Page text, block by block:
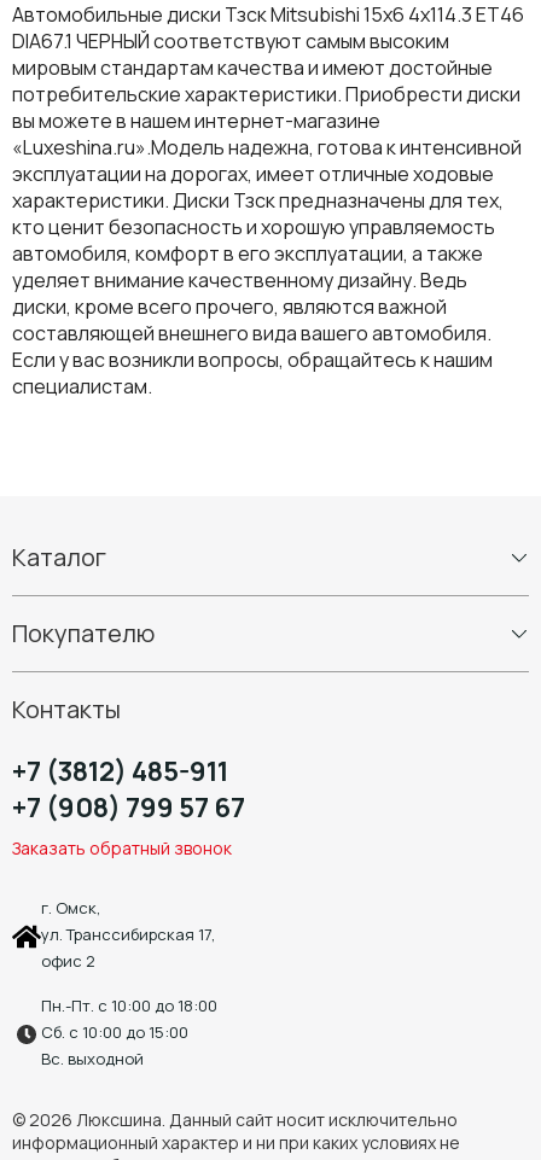
Автомобильные диски Тзск Mitsubishi 15x6 4x114.3 ET46
DIA67.1 ЧЕРНЫЙ соответствуют самым высоким
мировым стандартам качества и имеют достойные
потребительские характеристики. Приобрести диски
вы можете в нашем интернет-магазине
«Luxeshina.ru».Модель надежна, готова к интенсивной
эксплуатации на дорогах, имеет отличные ходовые
характеристики. Диски Тзск предназначены для тех,
кто ценит безопасность и хорошую управляемость
автомобиля, комфорт в его эксплуатации, а также
уделяет внимание качественному дизайну. Ведь
диски, кроме всего прочего, являются важной
составляющей внешнего вида вашего автомобиля.
Если у вас возникли вопросы, обращайтесь к нашим
специалистам.
Каталог
Диски
Шиномонтаж
Покупателю
Контакты
+7 (3812) 485-911
+7 (908) 799 57 67
Заказать обратный звонок
г. Омск,
ул. Транссибирская 17,
офис 2
Пн.-Пт. с 10:00 до 18:00
Сб. с 10:00 до 15:00
Вс. выходной
© 2026 Люксшина. Данный сайт носит исключительно
информационный характер и ни при каких условиях не